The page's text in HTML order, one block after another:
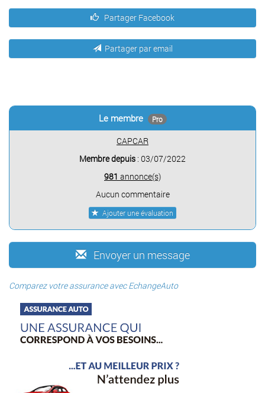
Partager Facebook
Partager par email
Le membre Pro
CAPCAR
Membre depuis : 03/07/2022
981 annonce(s)
Aucun commentaire
Ajouter une évaluation
Envoyer un message
Comparez votre assurance avec EchangeAuto